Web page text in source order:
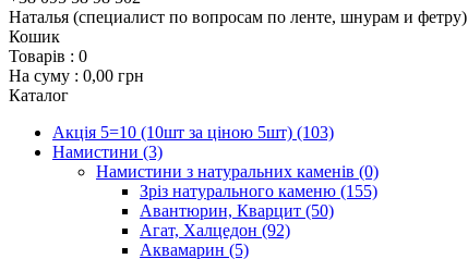
Наталья (специалист по вопросам по ленте, шнурам и фетру)
Кошик
Товарів : 0
На суму : 0,00 грн
Каталог
Акція 5=10 (10шт за ціною 5шт) (103)
Намистини (3)
Намистини з натуральних каменів (0)
Зріз натурального каменю (155)
Авантюрин, Кварцит (50)
Агат, Халцедон (92)
Аквамарин (5)